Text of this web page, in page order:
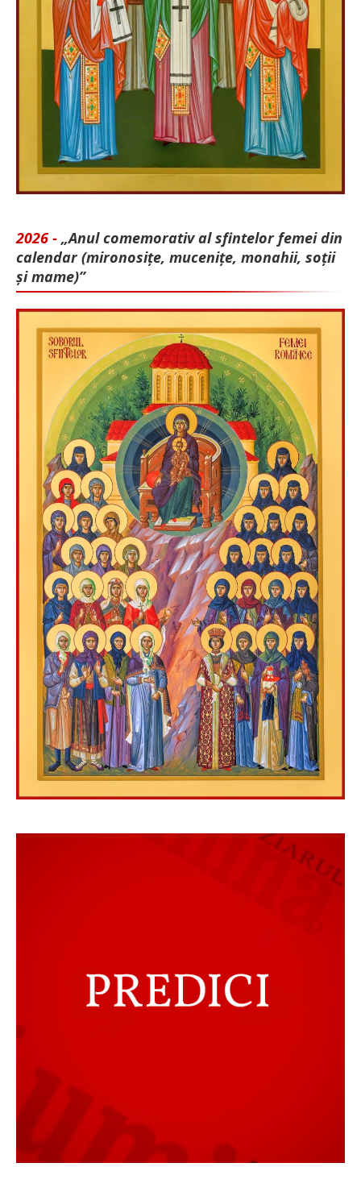
2026 - „Anul comemorativ al sfintelor femei din
calendar (mironosițe, mu­cenițe, monahii, soții
și mame)”